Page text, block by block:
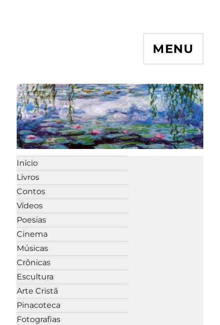
MENU
Início
Livros
Contos
Vídeos
Poesias
Cinema
Músicas
Crônicas
Escultura
Arte Cristã
Pinacoteca
Fotografias